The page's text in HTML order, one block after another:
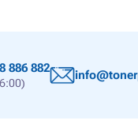
886 882